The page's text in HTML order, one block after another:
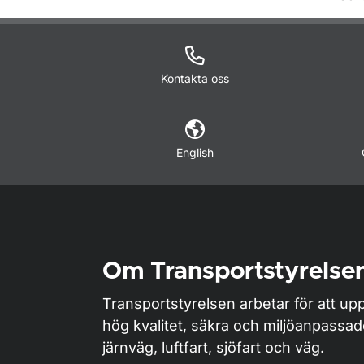
Kontakta oss
English
Om
Transportstyrelsen arbetar för att
hög kvalitet, säkra och
järnväg, luftfart, sjöfart och väg.